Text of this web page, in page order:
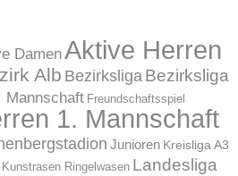
DamenAktive Herren
Alb Bezirksliga Bezirksliga
Mannschaft Freundschaftsspiel
1. Mannschaft
Junioren Kreisliga A3
Kunstrasen Ringelwasen Landesliga